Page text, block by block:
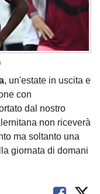
, un'estate in uscita e
con
dal nostro
non riceverà
ma soltanto una
giornata di domani